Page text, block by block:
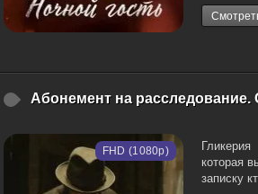
Абонемент на расследование.
FHD (1080p)
которая
записку